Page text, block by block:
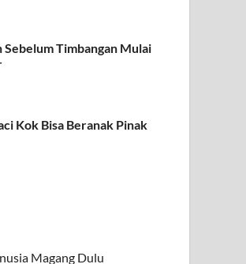
Timbangan Mulai
Kok Bisa Beranak Pinak
Magang Dulu